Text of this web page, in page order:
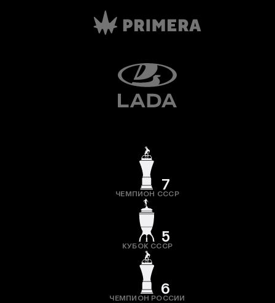
7
ЧЕМПИОН СССР
5
КУБОК СССР
6
ЧЕМПИОН РОССИИ